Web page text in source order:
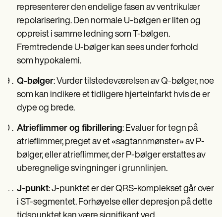
representerer den endelige fasen av ventrikulær
repolarisering. Den normale U-bølgen er liten og
oppreist i samme ledning som T-bølgen.
Fremtredende U-bølger kan sees under forhold
som hypokalemi.
Q-bølger: Vurder tilstedeværelsen av Q-bølger, noe
som kan indikere et tidligere hjerteinfarkt hvis de er
dype og brede.
Atrieflimmer og fibrillering: Evaluer for tegn på
atrieflimmer, preget av et «sagtannmønster» av P-
bølger, eller atrieflimmer, der P-bølger erstattes av
uberegnelige svingninger i grunnlinjen.
J-punkt: J-punktet er der QRS-komplekset går over
i ST-segmentet. Forhøyelse eller depresjon på dette